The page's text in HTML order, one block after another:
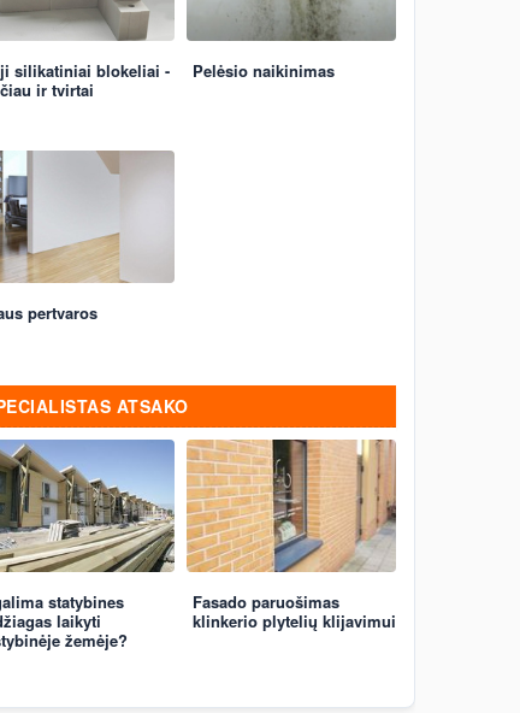
silikatiniai blokeliai -
ir tvirtai
Pelėsio naikinimas
pertvaros
ATSAKO
statybines
laikyti
žemėje?
Fasado paruošimas
klinkerio plytelių klijavimui